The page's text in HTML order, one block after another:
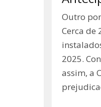
Outro
Cerca de
2025.
assim, a